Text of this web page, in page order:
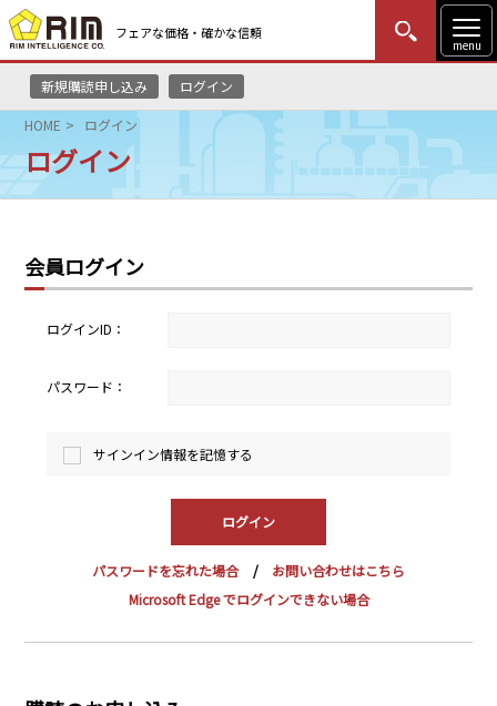
フェアな価格・確かな信頼
menu
新規購読申し込み ログイン
MENU
はじめての方
HOME
リムレポート
メソドロジー
研修・セミナー
English Website
瑞姆亜太能源諮問(北京)
HOME ログイン
ログイン
会員ログイン
ログインID：
パスワード：
サインイン情報を記憶する
パスワードを忘れた場合
お問い合わせはこちら
Microsoft Edge でログインできない場合